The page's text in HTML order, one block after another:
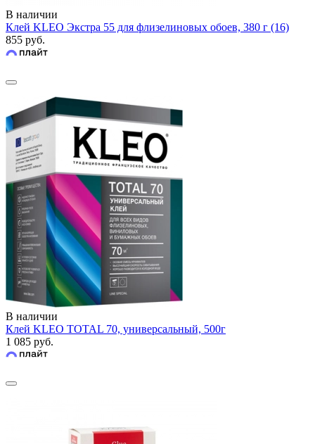
В наличии
Клей KLEO Экстра 55 для флизелиновых обоев, 380 г (16)
855 руб.
В наличии
Клей KLEO TOTAL 70, универсальный, 500г
1 085 руб.